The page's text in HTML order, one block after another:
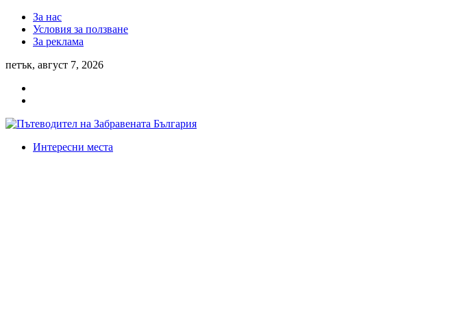
За нас
Условия за ползване
За реклама
петък, август 7, 2026
Интересни места